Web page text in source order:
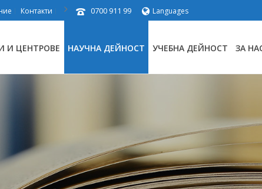
Контакти 0700 911 99 Languages
И ЦЕНТРОВЕ НАУЧНА ДЕЙНОСТ УЧЕБНА ДЕЙНОСТ ЗА